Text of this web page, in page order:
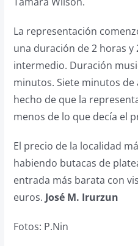
La representación
una duración de 2 horas
intermedio. Duración
minutos. Siete minutos de
hecho de que la
menos de lo que decía el
El precio de la localidad
habiendo butacas de
entrada más barata con
euros. José M. Irurzun
Fotos: P.Nin